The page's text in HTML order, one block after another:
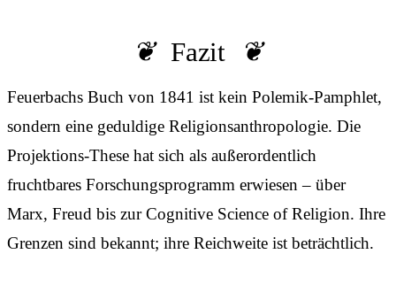
Fazit
Feuerbachs Buch von 1841 ist kein Polemik-Pamphlet,
sondern eine geduldige Religionsanthropologie. Die
Projektions-These hat sich als außerordentlich
fruchtbares Forschungsprogramm erwiesen – über
Marx, Freud bis zur Cognitive Science of Religion. Ihre
Grenzen sind bekannt; ihre Reichweite ist beträchtlich.